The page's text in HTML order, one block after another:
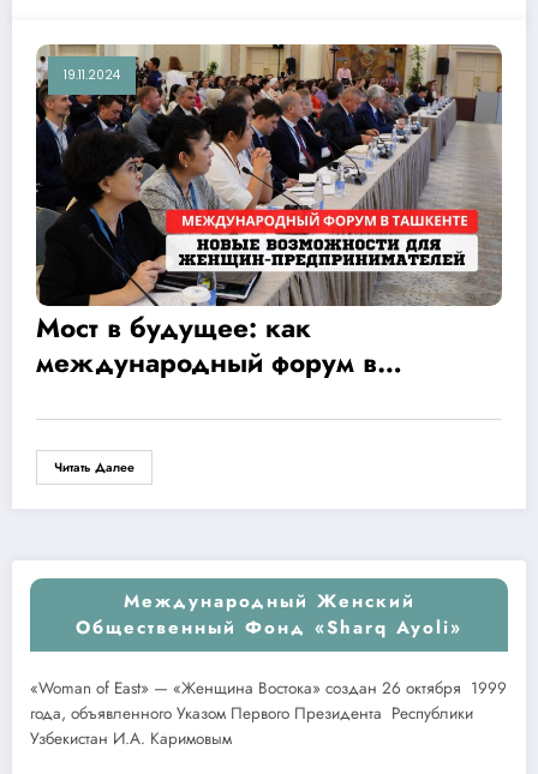
19.11.2024
Мост в будущее: как
международный форум в
возможности для женщин-
предпринимателей
Читать Далее
Международный Женский
Общественный Фонд «Sharq Ayoli»
«Woman of East» — «Женщина Востока» создан 26 октября 1999
года, объявленного Указом Первого Президента Республики
Узбекистан И.А. Каримовым